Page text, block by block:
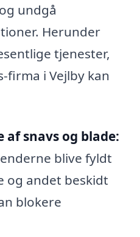
undgå
Herunder
tjenester,
firma i Vejlby kan
snavs og blade:
blive fyldt
og andet beskidt
blokere